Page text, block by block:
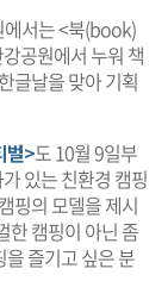
에서는 <북(book)
공원에서 누워 책
글날을 맞아 기획
벌>도 10월 9일부
있는 친환경 캠핑
핑의 모델을 제시
한 캠핑이 아닌 좀
즐기고 싶은 분